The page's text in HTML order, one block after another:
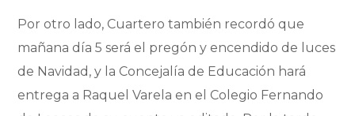
Por otro lado, Cuartero también recordó que
mañana día 5 será el pregón y encendido de luces
de Navidad, y la Concejalía de Educación hará
entrega a Raquel Varela en el Colegio Fernando